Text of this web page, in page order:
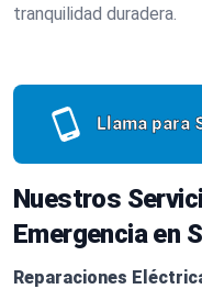
tranquilidad duradera.
Llama para
Nuestros
Emergencia en
Reparaciones